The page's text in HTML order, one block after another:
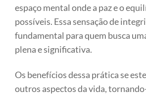
espaço mental onde a paz e o
possíveis. Essa sensação de
fundamental para quem busca
plena e significativa.
Os benefícios dessa prática se
outros aspectos da vida,